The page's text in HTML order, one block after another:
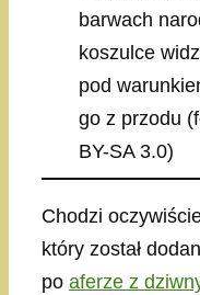
barwach
koszulce
pod
go z przodu
BY-SA 3.0)
Chodzi
który został
po aferze z